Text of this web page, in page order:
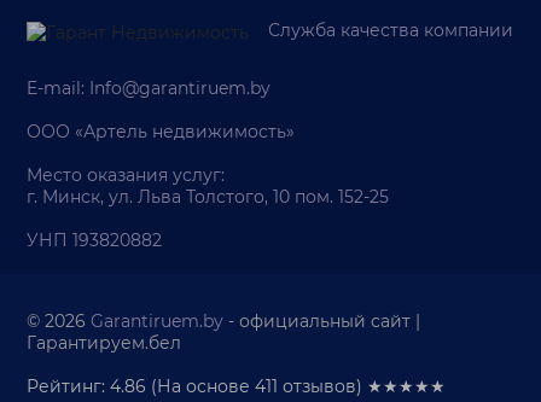
Служба качества компании
E-mail: Info@garantiruem.by
ООО «Артель недвижимость»
Место оказания услуг:
г. Минск, ул. Льва Толстого, 10 пом. 152-25
УНП 193820882
© 2026Garantiruem.by - официальный сайт |
Гарантируем.бел
Рейтинг: 4.86 (На основе411 отзывов) ★★★★★